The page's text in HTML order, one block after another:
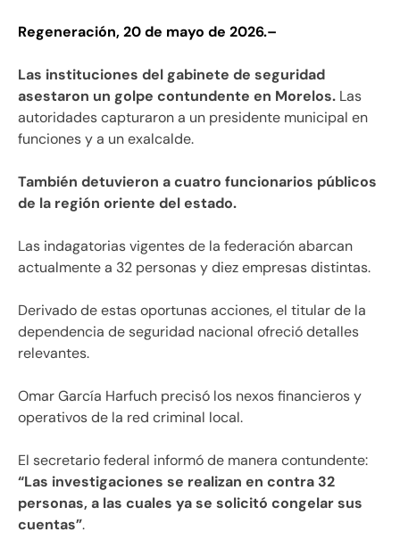
Regeneración, 20 de mayo de 2026.–
Las instituciones del gabinete de seguridad
asestaron un golpe contundente en Morelos. Las
autoridades capturaron a un presidente municipal en
funciones y a un exalcalde.
También detuvieron a cuatro funcionarios públicos
de la región oriente del estado.
Las indagatorias vigentes de la federación abarcan
actualmente a 32 personas y diez empresas distintas.
Derivado de estas oportunas acciones, el titular de la
dependencia de seguridad nacional ofreció detalles
relevantes.
Omar García Harfuch precisó los nexos financieros y
operativos de la red criminal local.
El secretario federal informó de manera contundente:
“Las investigaciones se realizan en contra 32
personas, a las cuales ya se solicitó congelar sus
cuentas”.